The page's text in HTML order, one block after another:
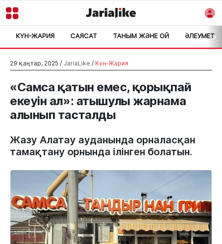
КҮН-ЖАРИЯ САЯСАТ ТАНЫМ ЖӘНЕ ОЙ ӘЛЕУМЕТ>
29 қаңтар, 2025 / JariaLike / Күн-Жария
«Самса қатын емес, қорықпай
екеуін ал»: атышулы жарнама
алынып тасталды
Жазу Алатау ауданында орналасқан
тамақтану орнында ілінген болатын.